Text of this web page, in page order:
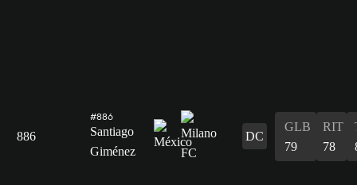
886
#886
Santiago
Giménez
DC
GLB
79
RIT
78